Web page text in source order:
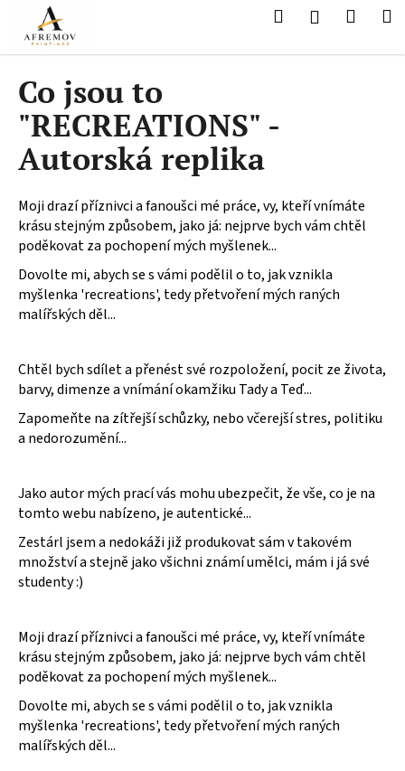
obsah
HledatPřihlášení
košík
Co jsou to
"RECREATIONS" -
Autorská replika
Moji drazí příznivci a fanoušci mé práce, vy, kteří vnímáte
krásu stejným způsobem, jako já: nejprve bych vám chtěl
poděkovat za pochopení mých myšlenek...
Dovolte mi, abych se s vámi podělil o to, jak vznikla
myšlenka 'recreations', tedy přetvoření mých raných
malířských děl...
Chtěl bych sdílet a přenést své rozpoložení, pocit ze života,
barvy, dimenze a vnímání okamžiku Tady a Teď...
Zapomeňte na zítřejší schůzky, nebo včerejší stres, politiku
a nedorozumění...
Jako autor mých prací vás mohu ubezpečit, že vše, co je na
tomto webu nabízeno, je autentické...
Zestárl jsem a nedokáži již produkovat sám v takovém
množství a stejně jako všichni známí umělci, mám i já své
studenty :)
Moji drazí příznivci a fanoušci mé práce, vy, kteří vnímáte
krásu stejným způsobem, jako já: nejprve bych vám chtěl
poděkovat za pochopení mých myšlenek...
Dovolte mi, abych se s vámi podělil o to, jak vznikla
myšlenka 'recreations', tedy přetvoření mých raných
malířských děl...
š
Zpět
Zpět
C
o
p
o
t
ř
e
b
u
j
t
e
a
j
t
?
o
p
o